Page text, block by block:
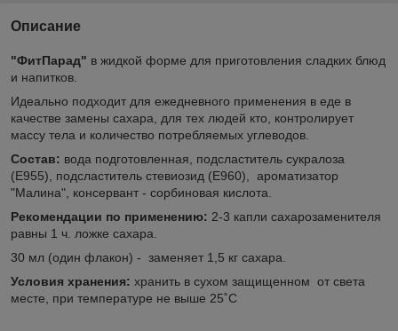
Описание
"ФитПарад" в жидкой форме для приготовления сладких блюд
и напитков.
Идеально подходит для ежедневного применения в еде в
качестве замены сахара, для тех людей кто, контролирует
массу тела и количество потребляемых углеводов.
Состав: вода подготовленная, подсластитель сукралоза
(Е955), подсластитель стевиозид (Е960), ароматизатор
"Малина", консервант - сорбиновая кислота.
Рекомендации по применению: 2-3 капли сахарозаменителя
равны 1 ч. ложке сахара.
30 мл (один флакон) - заменяет 1,5 кг сахара.
Условия хранения: хранить в сухом защищенном от света
месте, при температуре не выше 25˚С